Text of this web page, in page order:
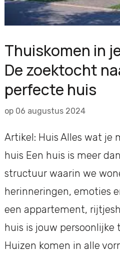
Thuiskomen in
De zoektocht
perfecte huis
op 06 augustus 2024
Artikel: Huis Alles wat je
huis Een huis is meer
structuur waarin we
herinneringen, emoties
een appartement,
huis is jouw persoonlijke
Huizen komen in alle